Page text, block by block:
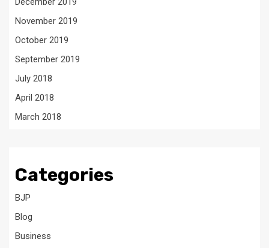
November 2019
October 2019
September 2019
July 2018
April 2018
March 2018
Categories
BJP
Blog
Business